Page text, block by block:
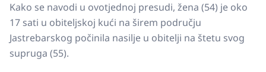
Sport
Kultura
Osmrtnice
Kako se navodi u ovotjednoj presudi, žena (54) je oko
17 sati u obiteljskoj kući na širem području
Jastrebarskog počinila nasilje u obitelji na štetu svog
supruga (55).